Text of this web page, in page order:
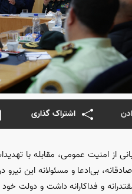
اشتراک گذاری
امنیت عمومی، مقابله با
بی‌ادعا و مسئولانه این نیرو
و فداکارانه داشت و دولت